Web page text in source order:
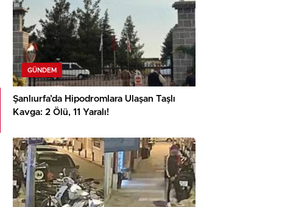
GÜNDEM
Şanlıurfa’da Hipodromlara Ulaşan Taşlı
Kavga: 2 Ölü, 11 Yaralı!